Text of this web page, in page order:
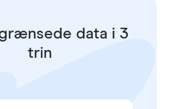
data i 3
trin